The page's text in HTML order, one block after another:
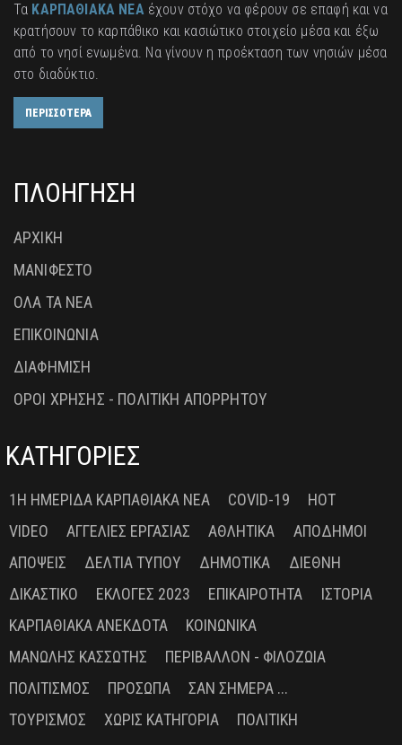
Τα ΚΑΡΠΑΘΙΑΚΑ ΝΕΑέχουν στόχο να φέρουν σε επαφή και να
κρατήσουν το καρπάθικο και κασιώτικο στοιχείο μέσα και έξω
από το νησί ενωμένα. Να γίνουν η προέκταση των νησιών μέσα
στο διαδύκτιο.
ΠΕΡΙΣΣΟΤΕΡΑ
ΠΛΟΗΓΗΣΗ
ΑΡΧΙΚΗ
ΜΑΝΙΦΕΣΤΟ
ΟΛΑ ΤΑ ΝΕΑ
ΕΠΙΚΟΙΝΩΝΙΑ
ΔΙΑΦΗΜΙΣΗ
ΟΡΟΙ ΧΡΗΣΗΣ - ΠΟΛΙΤΙΚΗ ΑΠΟΡΡΗΤΟΥ
ΚΑΤΗΓΟΡΙΕΣ
1Η ΗΜΕΡΊΔΑ ΚΑΡΠΑΘΙΑΚΆ ΝΈΑ COVID-19
HOT
VIDEO
ΑΓΓΕΛΊΕΣ ΕΡΓΑΣΊΑΣ ΑΘΛΗΤΙΚΆ
ΑΠΌΔΗΜΟΙ
ΑΠΌΨΕΙΣ
ΔΕΛΤΊΑ ΤΎΠΟΥ ΔΗΜΟΤΙΚΆ
ΔΙΕΘΝΉ
ΔΙΚΑΣΤΙΚΌ
ΕΚΛΟΓΈΣ 2023 ΕΠΙΚΑΙΡΌΤΗΤΑ
ΙΣΤΟΡΊΑ
ΚΑΡΠΑΘΙΑΚΆ ΑΝΈΚΔΟΤΑ
ΚΟΙΝΩΝΙΚΆ
ΜΑΝΏΛΗΣ ΚΑΣΣΏΤΗΣ
ΠΕΡΙΒΆΛΛΟΝ - ΦΙΛΟΖΩΊΑ
ΠΟΛΙΤΙΣΜΌΣ
ΠΡΌΣΩΠΑ
ΣΑΝ ΣΉΜΕΡΑ ...
ΤΟΥΡΙΣΜΌΣ
ΧΩΡΊΣ ΚΑΤΗΓΟΡΊΑ ΠΟΛΙΤΙΚΉ